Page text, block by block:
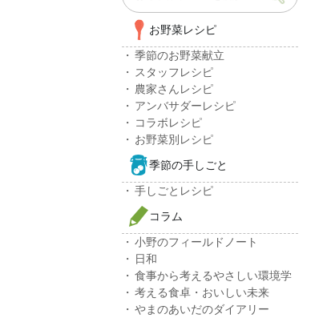
お野菜レシピ
季節のお野菜献立
スタッフレシピ
農家さんレシピ
アンバサダーレシピ
コラボレシピ
お野菜別レシピ
季節の手しごと
手しごとレシピ
コラム
小野のフィールドノート
日和
食事から考えるやさしい環境学
考える食卓・おいしい未来
やまのあいだのダイアリー